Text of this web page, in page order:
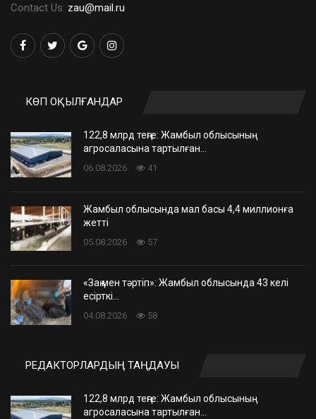
Contact Us: zau@mail.ru
КӨП ОҚЫЛҒАНДАР
122,8 млрд теңге: Жамбыл облысының
агросаласына тартылған…
06.08.2026 41
Жамбыл облысында мал басы 4,4 миллионға
жетті
05.08.2026 57
«Заң мен тәртіп»: Жамбыл облысында 43 келі
есірткі…
04.08.2026 58
РЕДАКТОРЛАРДЫҢ ТАҢДАУЫ
122,8 млрд теңге: Жамбыл облысының
агросаласына тартылған…